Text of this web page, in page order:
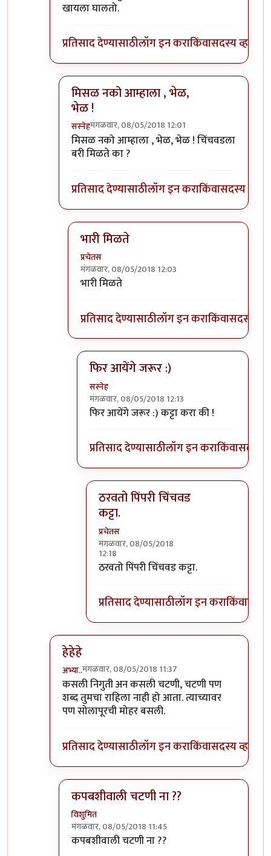
खायला घालतो.
प्रतिसाद देण्यासाठीलॉग इन कराकिंवासदस्य व्हा
मिसळ नको आम्हाला , भेळ,
भेळ !
सस्नेहमंगळवार, 08/05/2018 12:01
In reply toया चिंचवडात, तुम्हालाbyप्रचेतस
मिसळ नको आम्हाला , भेळ, भेळ ! चिंचवडला
बरी मिळते का ?
प्रतिसाद देण्यासाठीलॉग इन कराकिंवासदस्य व्हा
भारी मिळते
प्रचेतस
मंगळवार, 08/05/2018 12:03
In reply to
भारी मिळते
प्रतिसाद देण्यासाठीलॉग इन कराकिंवासदस्य व्हा
फिर आयेंगे जरूर :)
सस्नेह
मंगळवार, 08/05/2018 12:13
In reply toभारी मिळतेbyप्रचेतस
फिर आयेंगे जरूर :) कट्टा करा की !
प्रतिसाद देण्यासाठीलॉग इन कराकिंवासदस्य
ठरवतो पिंपरी चिंचवड
कट्टा.
प्रचेतस
मंगळवार, 08/05/2018
12:18
In reply toफिर आयेंगे जरूर :)
ठरवतो पिंपरी चिंचवड कट्टा.
प्रतिसाद देण्यासाठीलॉग इन कराकिंवा
हेहेहे
अभ्या..मंगळवार, 08/05/2018 11:37
In reply to+१byसस्नेह
कसली निगुती अन कसली चटणी, चटणी पण
शब्द तुमचा राहिला नाही हो आता. त्याच्यावर
पण सोलापूरची मोहर बसली.
प्रतिसाद देण्यासाठीलॉग इन कराकिंवासदस्य व्हा
कपबशीवाली चटणी ना ??
विशुमित
मंगळवार, 08/05/2018 11:45
In reply toहेहेहेbyअभ्या..
कपबशीवाली चटणी ना ??